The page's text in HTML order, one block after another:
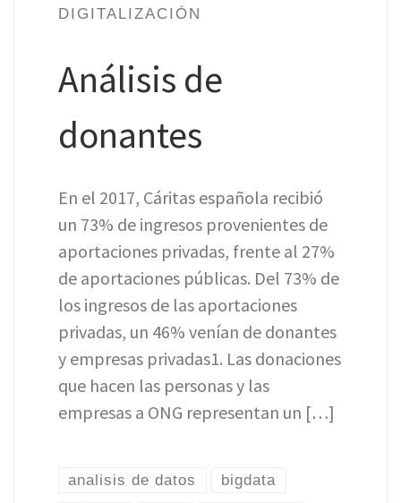
DIGITALIZACIÓN
Análisis de
donantes
En el 2017, Cáritas española recibió
un 73% de ingresos provenientes de
aportaciones privadas, frente al 27%
de aportaciones públicas. Del 73% de
los ingresos de las aportaciones
privadas, un 46% venían de donantes
y empresas privadas1. Las donaciones
que hacen las personas y las
empresas a ONG representan un […]
analisis de datos bigdata